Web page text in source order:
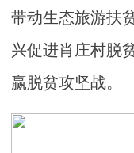
带动生态旅游扶
兴促进肖庄村脱
赢脱贫攻坚战。